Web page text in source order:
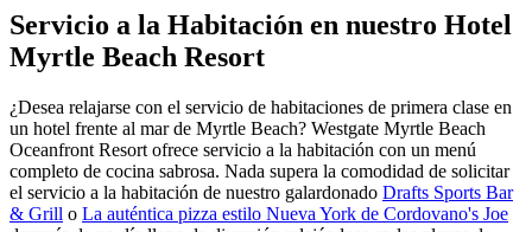
Servicio a la Habitación en nuestro Hotel
Myrtle Beach Resort
¿Desea relajarse con el servicio de habitaciones de primera clase en
un hotel frente al mar de Myrtle Beach? Westgate Myrtle Beach
Oceanfront Resort ofrece servicio a la habitación con un menú
completo de cocina sabrosa. Nada supera la comodidad de solicitar
el servicio a la habitación de nuestro galardonado Drafts Sports Bar
& Grill o La auténtica pizza estilo Nueva York de Cordovano's Joe